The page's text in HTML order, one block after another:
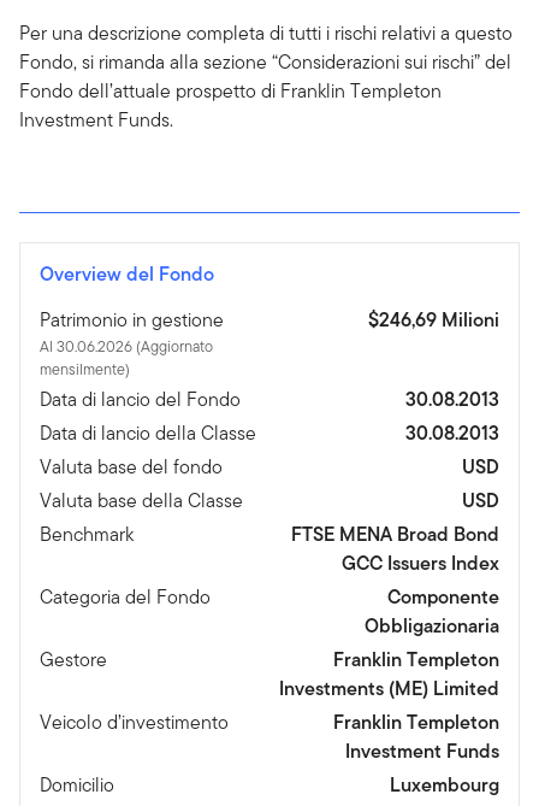
Per una descrizione completa di tutti i rischi relativi a questo
Fondo, si rimanda alla sezione “Considerazioni sui rischi” del
Fondo dell’attuale prospetto di Franklin Templeton
Investment Funds.
Overview del Fondo
Patrimonio in gestione
Al 30.06.2026 (Aggiornato
mensilmente)
$246,69 Milioni
Data di lancio del Fondo
30.08.2013
Data di lancio della Classe
30.08.2013
Valuta base del fondo
USD
Valuta base della Classe
USD
Benchmark
FTSE MENA Broad Bond
GCC Issuers Index
Categoria del Fondo
Componente
Obbligazionaria
Gestore
Franklin Templeton
Investments (ME) Limited
Veicolo d’investimento
Franklin Templeton
Investment Funds
Domicilio
Luxembourg